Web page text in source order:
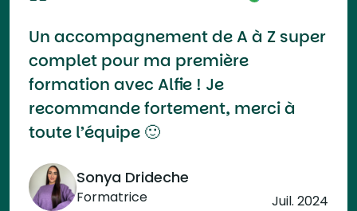
Un accompagnement de A à Z super
complet pour ma première
formation avec Alfie ! Je
recommande fortement, merci à
toute l’équipe 🙂
Sonya Drideche
Formatrice Juil. 2024